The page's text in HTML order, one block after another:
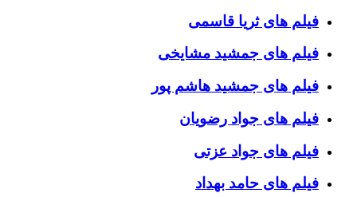
فیلم های ثریا قاسمی
فیلم های جمشید مشایخی
فیلم های جمشید هاشم پور
فیلم های جواد رضویان
فیلم های جواد عزتی
فیلم های حامد بهداد